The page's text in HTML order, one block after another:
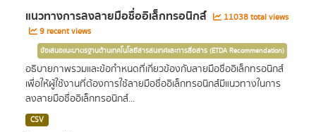
แนวทางการลงลายมือชื่ออิเล็กทรอนิกส์
11038 total views
9 recent views
ข้อเสนอแนะมาตรฐานด้านเทคโนโลยีสารสนเทศและการสื่อสาร (ETDA Recommendation)
อธิบายภาพรวมและข้อกำหนดที่เกี่ยวข้องกับลายมือชื่ออิเล็กทรอนิกส์
เพื่อให้ผู้ใช้งานที่ต้องการใช้ลายมือชื่ออิเล็กทรอนิกส์มีแนวทางในการ
ลงลายมือชื่ออิเล็กทรอนิกส์...
CSV